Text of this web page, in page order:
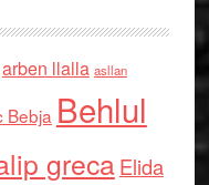
arben llalla asllan
Bebja Behlul
grecaElida